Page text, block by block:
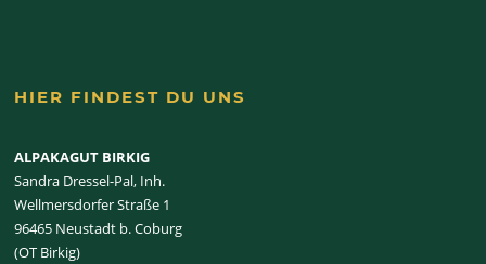
HIER FINDEST DU UNS
ALPAKAGUT BIRKIG
Sandra Dressel-Pal, Inh.
Wellmersdorfer Straße 1
96465 Neustadt b. Coburg
(OT Birkig)